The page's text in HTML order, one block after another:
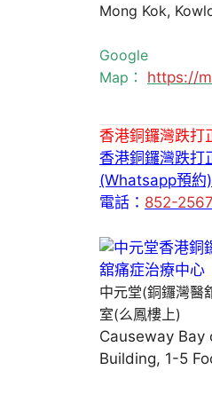
Mong Kok,
Google
Map： https://
香港銅鑼灣跌打
香港銅鑼灣跌打
(Whatsapp預約)
電話： 852-
中元堂(銅鑼灣醫
室(么鳳樓上)
Causeway Bay
Building, 1-5